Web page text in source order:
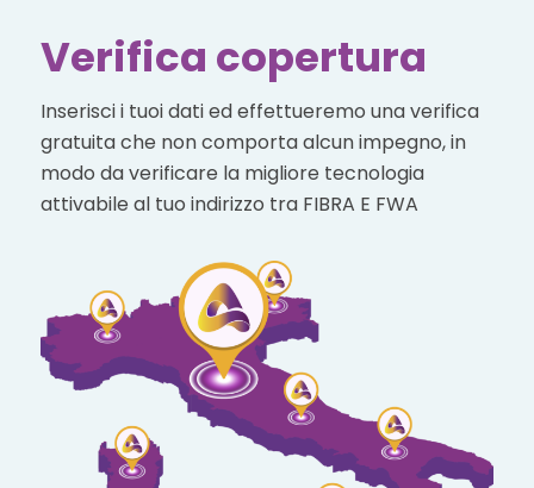
Verifica copertura
Inserisci i tuoi dati ed effettueremo una verifica
gratuita che non comporta alcun impegno, in
modo da verificare la migliore tecnologia
attivabile al tuo indirizzo tra FIBRA E FWA